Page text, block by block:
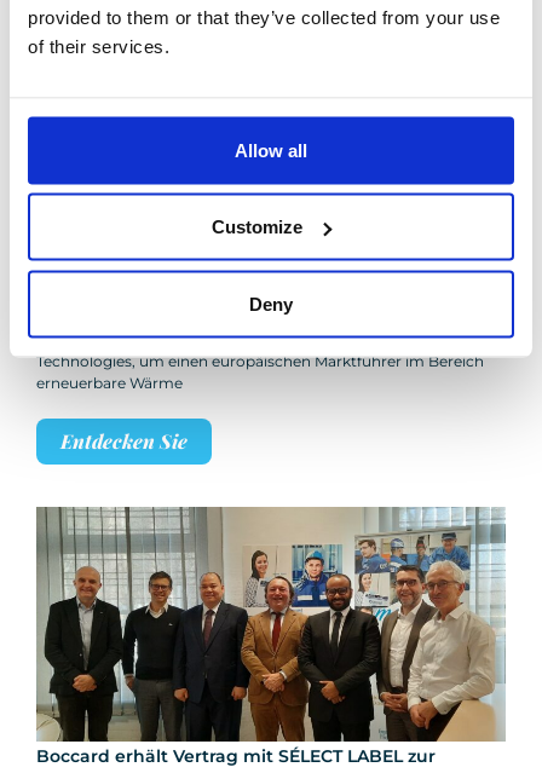
provided to them or that they’ve collected from your use
of their services.
Allow all
Customize
Deny
Altawest Gruppe auf.
Boccard führt exklusive Gespräche mit der Altawest Gruppe
über die Übernahme des Kesselherstellers Leroux & Lotz
Technologies, um einen europäischen Marktführer im Bereich
erneuerbare Wärme
Entdecken Sie
Boccard erhält Vertrag mit SÉLECT LABEL zur